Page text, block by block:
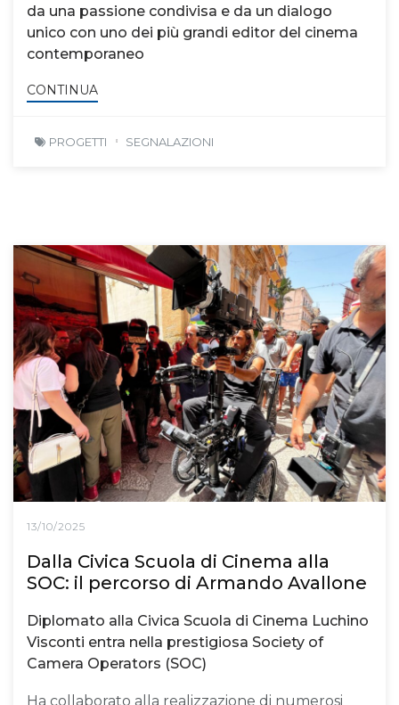
da una passione condivisa e da un dialogo
unico con uno dei più grandi editor del cinema
contemporaneo
CONTINUA
PROGETTI SEGNALAZIONI
13/10/2025
Dalla Civica Scuola di Cinema alla
SOC: il percorso di Armando Avallone
Diplomato alla Civica Scuola di Cinema Luchino
Visconti entra nella prestigiosa Society of
Camera Operators (SOC)
Ha collaborato alla realizzazione di numerosi